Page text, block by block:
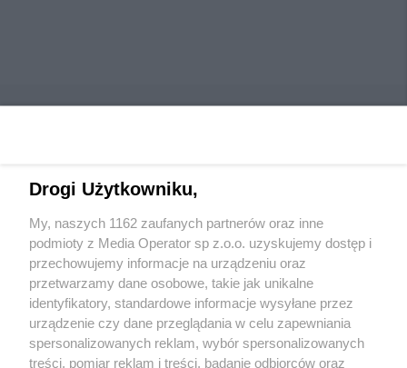
Wydawca mediów
Nie zapomnij
zapoznać się z:
polityką prywatności regulamin korzystania z portali
Twojemiasto Skontaktuj sięz nami
Drogi Użytkowniku,
My, naszych 1162 zaufanych partnerów oraz inne
podmioty z Media Operator sp z.o.o. uzyskujemy dostęp i
przechowujemy informacje na urządzeniu oraz
przetwarzamy dane osobowe, takie jak unikalne
identyfikatory, standardowe informacje wysyłane przez
urządzenie czy dane przeglądania w celu zapewniania
spersonalizowanych reklam, wybór spersonalizowanych
treści, pomiar reklam i treści, badanie odbiorców oraz